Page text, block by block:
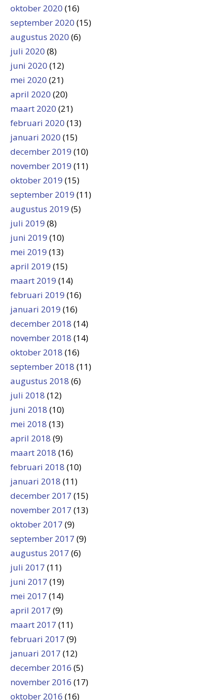
oktober 2020 (16)
september 2020 (15)
augustus 2020 (6)
juli 2020 (8)
juni 2020 (12)
mei 2020 (21)
april 2020 (20)
maart 2020 (21)
februari 2020 (13)
januari 2020 (15)
december 2019 (10)
november 2019 (11)
oktober 2019 (15)
september 2019 (11)
augustus 2019 (5)
juli 2019 (8)
juni 2019 (10)
mei 2019 (13)
april 2019 (15)
maart 2019 (14)
februari 2019 (16)
januari 2019 (16)
december 2018 (14)
november 2018 (14)
oktober 2018 (16)
september 2018 (11)
augustus 2018 (6)
juli 2018 (12)
juni 2018 (10)
mei 2018 (13)
april 2018 (9)
maart 2018 (16)
februari 2018 (10)
januari 2018 (11)
december 2017 (15)
november 2017 (13)
oktober 2017 (9)
september 2017 (9)
augustus 2017 (6)
juli 2017 (11)
juni 2017 (19)
mei 2017 (14)
april 2017 (9)
maart 2017 (11)
februari 2017 (9)
januari 2017 (12)
december 2016 (5)
november 2016 (17)
oktober 2016 (16)